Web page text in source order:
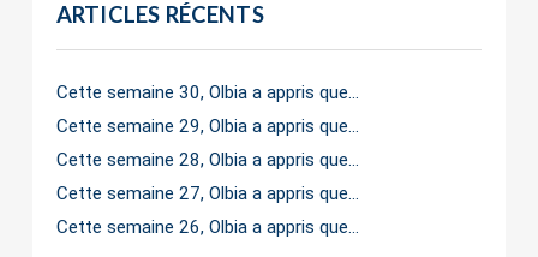
ARTICLES RÉCENTS
Cette semaine 30, Olbia a appris que…
Cette semaine 29, Olbia a appris que…
Cette semaine 28, Olbia a appris que…
Cette semaine 27, Olbia a appris que…
Cette semaine 26, Olbia a appris que…